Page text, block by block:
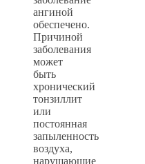
ангиной
обеспечено.
Причиной
заболевания
может
быть
хронический
тонзиллит
или
постоянная
запыленность
воздуха,
нарушающие